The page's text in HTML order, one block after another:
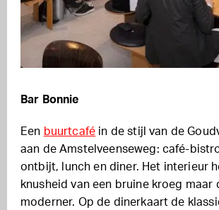
Bar Bonnie
Een buurtcafé in de stijl van de
aan de Amstelveenseweg: café-
ontbijt, lunch en diner. Het interieur
knusheid van een bruine kroeg maar
moderner. Op de dinerkaart de